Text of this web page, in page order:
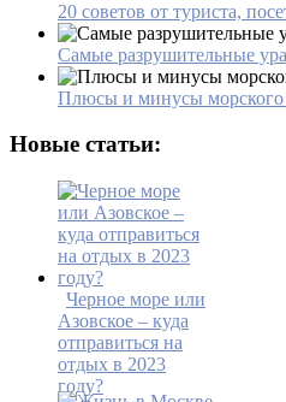
20 советов от туриста,
Самые разрушительные
Плюсы и минусы морского
Новые статьи:
Черное море или
Азовское – куда
отправиться на
отдых в 2023
году?